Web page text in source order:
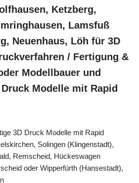
Ketzberg,
Lamsfuß
Neuenhaus, Löh für 3D
/ Fertigung &
Modellbauer und
Modelle mit Rapid
3D Druck Modelle mit Rapid
Solingen (Klingenstadt),
Remscheid, Hückeswagen
oder Wipperfürth (Hansestadt),